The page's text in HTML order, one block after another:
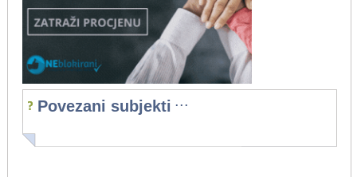
Povezani subjekti ...